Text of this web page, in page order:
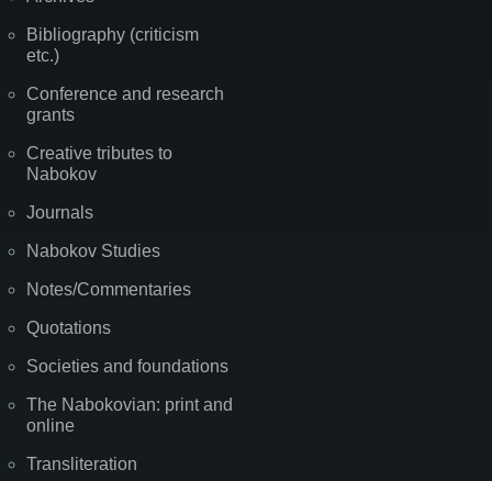
Bibliography (criticism
etc.)
Conference and research
grants
Creative tributes to
Nabokov
Journals
Nabokov Studies
Notes/Commentaries
Quotations
Societies and foundations
The Nabokovian: print and
online
Transliteration